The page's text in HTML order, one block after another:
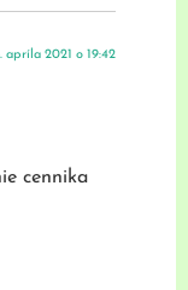
apríla 2021 o 19:42
cennika